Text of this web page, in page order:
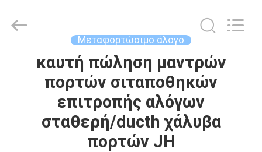
ΣΠΊΤΙ
ΠΡΟΪΌΝΤΑ
products
Μεταφορτώσιμο άλογο
καυτή πώληση μαντρών
πορτών σιταποθηκών
επιτροπής αλόγων
σταθερή/ducth χάλυβα
πορτών JH